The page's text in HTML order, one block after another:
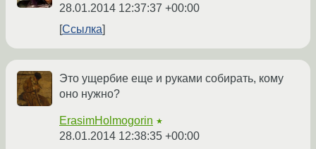
28.01.2014 12:37:37 +00:00
Ссылка
Это ущербие еще и руками собирать, кому
оно нужно?
ErasimHolmogorin ★
28.01.2014 12:38:35 +00:00